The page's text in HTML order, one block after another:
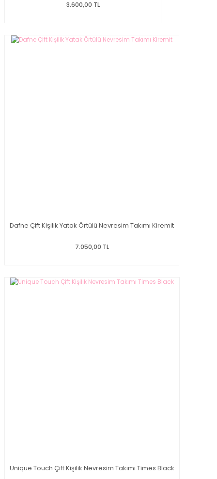
3.600,00 TL
Dafne Çift Kişilik Yatak Örtülü Nevresim Takımı Kiremit
7.050,00 TL
Unique Touch Çift Kişilik Nevresim Takımı Times Black